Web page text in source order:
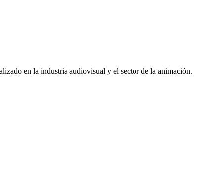
en la industria audiovisual y el sector de la animación.